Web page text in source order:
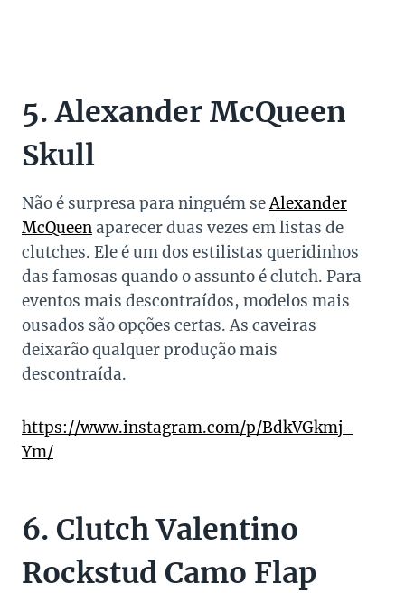
5. Alexander McQueen
Skull
Não é surpresa para ninguém seAlexander
McQueenaparecer duas vezes em listas de
clutches. Ele é um dos estilistas queridinhos
das famosas quando o assunto é clutch. Para
eventos mais descontraídos, modelos mais
ousados são opções certas. As caveiras
deixarão qualquer produção mais
descontraída.
https://www.instagram.com/p/BdkVGkmj-
Ym/
6. Clutch Valentino
Rockstud Camo Flap